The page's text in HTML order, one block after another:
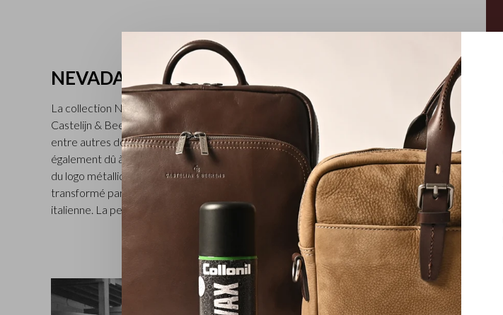
NEVADA
La collection Nevada, lancée en 1984, est la plus ancienne parmi l’assortiment de
Castelijn & Beerens. L’aspect classique caractérise cette collection qui compte
entre autres des porte-monnaie et des étuis pour cartes de crédit. Cela est
également dû à l’extrême brillance du cuir de bœuf tanné de manière végétale et
du logo métallique doré subtil. Le cuir de bœuf pleine fleur est pressé et
transformé par une entreprise familiale de 2e génération, située en Toscane
italienne. La peinture aniline transparente apporte une élégante touche de finition.